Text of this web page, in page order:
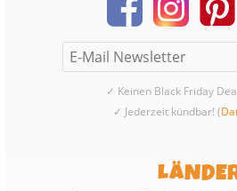
✓ Keinen Black Friday
✓ Jederzeit kündbar! (